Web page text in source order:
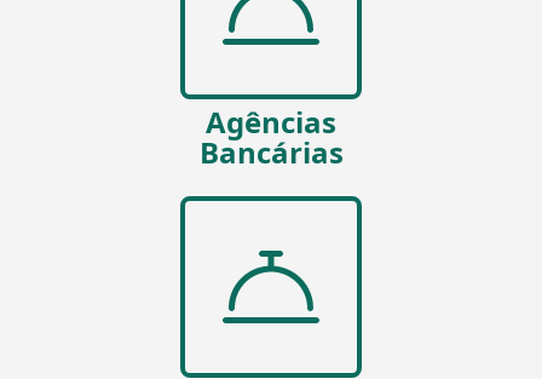
Agências
Bancárias